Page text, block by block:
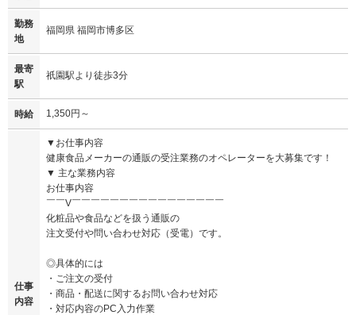
勤務
地
福岡県 福岡市博多区
最寄
駅
祇園駅より徒歩3分
時給 1,350円～
仕事
内容
▼お仕事内容
健康食品メーカーの通販の受注業務のオペレーターを大募集です！
▼ 主な業務内容
お仕事内容
￣￣V￣￣￣￣￣￣￣￣￣￣￣￣￣￣￣￣
化粧品や食品などを扱う通販の
注文受付や問い合わせ対応（受電）です。
◎具体的には
・ご注文の受付
・商品・配送に関するお問い合わせ対応
・対応内容のPC入力作業